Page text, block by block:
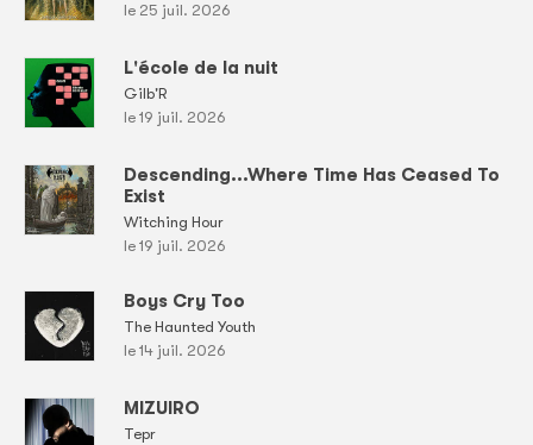
le 25 juil. 2026
L'école de la nuit
Gilb'R
le 19 juil. 2026
Descending...Where Time Has Ceased To
Exist
Witching Hour
le 19 juil. 2026
Boys Cry Too
The Haunted Youth
le 14 juil. 2026
MIZUIRO
Tepr